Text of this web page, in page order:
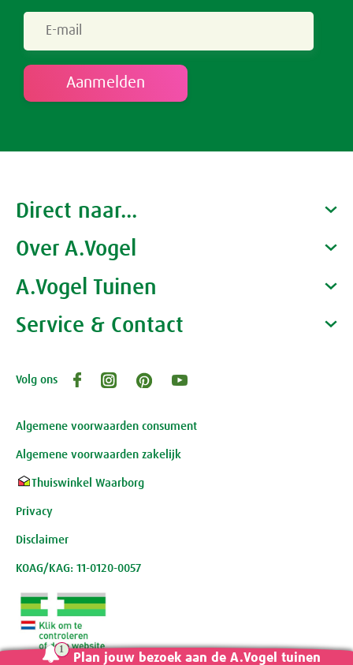
Direct naar...
Producten
Gezondheidscoaches
Over A.Vogel
Alfred Vogel
Waarom A.Vogel kiezen
A.Vogel Tuinen
Over A.Vogel tuinen
Openingstijden, route en adres
Service & Contact
Klantenservice webwinkel
Review-richtlijnen
Volg ons
Algemene voorwaarden consument
Algemene voorwaarden zakelijk
Thuiswinkel Waarborg
Privacy
Disclaimer
KOAG/KAG: 11-0120-0057
Plan jouw bezoek aan de A.Vogel tuinen